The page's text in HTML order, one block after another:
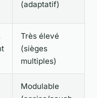
(adaptatif)
Très élevé
(sièges
multiples)
Modulable